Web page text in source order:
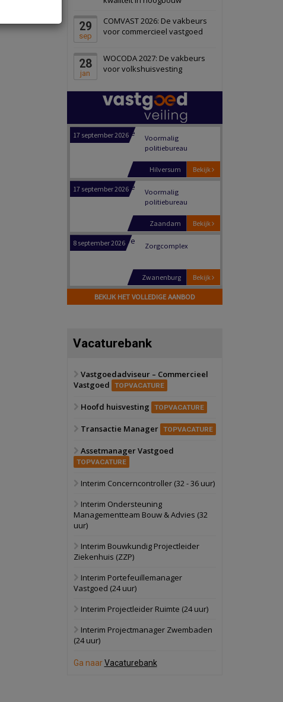
29
sep
COMVAST 2026: De vakbeurs
voor commercieel vastgoed
28
jan
WOCODA 2027: De vakbeurs
voor volkshuisvesting
Panheel
17 september 2026
Voormalig
Bekijk
Dordrecht
17 september 2026
politiebureau
Hilversum
17 september 2026
Voormalig
politiebureau
Bekijk
Zaandam
8 september 2026 Zorgcomplex
Bekijk
Zwanenburg
6 oktober 2026 Transformatieobject
Bekijk
Schiedam
22 september 2026 Attractiepark
Schuinesloot
27 augustus 2026 Binnenvaartschip
17 september 2026
17 september 2026
Voormalig
Bekijk
Hilversum
politiebureau
BEKIJK HET VOLLEDIGE AANBOD
Vacaturebank
Vastgoedadviseur – Commercieel
Vastgoed
TOPVACATURE
Hoofd huisvesting TOPVACATURE
Transactie Manager TOPVACATURE
Assetmanager Vastgoed
TOPVACATURE
Interim Concerncontroller (32 - 36 uur)
Interim Ondersteuning
Managementteam Bouw & Advies (32
uur)
Interim Bouwkundig Projectleider
Ziekenhuis (ZZP)
Interim Portefeuillemanager
Vastgoed (24 uur)
Interim Projectleider Ruimte (24 uur)
Interim Projectmanager Zwembaden
(24 uur)
Ga naarVacaturebank